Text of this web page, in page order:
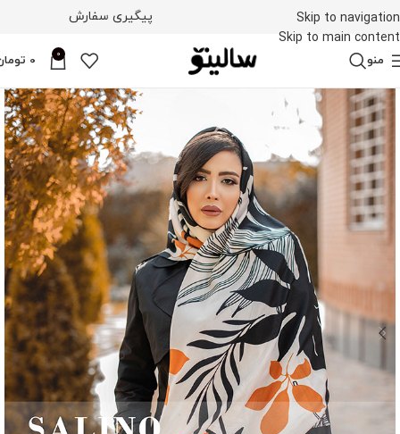
Skip to navigation
Skip to main content
پیگیری سفارش
منو 0
0